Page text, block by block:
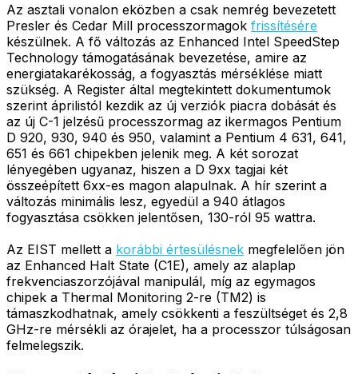
Az asztali vonalon eközben a csak nemrég bevezetett
Presler és Cedar Mill processzormagok frissítésére
készülnek. A fő változás az Enhanced Intel SpeedStep
Technology támogatásának bevezetése, amire az
energiatakarékosság, a fogyasztás mérséklése miatt
szükség. A Register által megtekintett dokumentumok
szerint áprilistól kezdik az új verziók piacra dobását és
az új C-1 jelzésű processzormag az ikermagos Pentium
D 920, 930, 940 és 950, valamint a Pentium 4 631, 641,
651 és 661 chipekben jelenik meg. A két sorozat
lényegében ugyanaz, hiszen a D 9xx tagjai két
összeépített 6xx-es magon alapulnak. A hír szerint a
változás minimális lesz, egyedül a 940 átlagos
fogyasztása csökken jelentősen, 130-ról 95 wattra.
Az EIST mellett a korábbi értesülésnek megfelelően jön
az Enhanced Halt State (C1E), amely az alaplap
frekvenciaszorzójával manipulál, míg az egymagos
chipek a Thermal Monitoring 2-re (TM2) is
támaszkodhatnak, amely csökkenti a feszültséget és 2,8
GHz-re mérsékli az órajelet, ha a processzor túlságosan
felmelegszik.